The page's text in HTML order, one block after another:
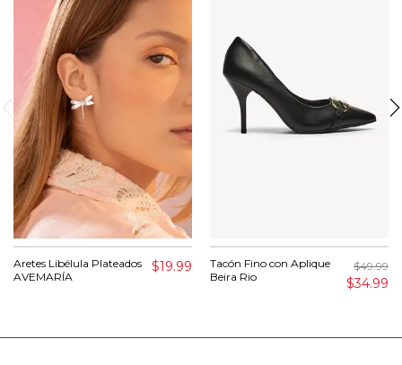
Aretes Libélula Plateados
AVEMARÍA
$19.99
Tacón Fino con Aplique
Beira Rio
$49.99
$34.99